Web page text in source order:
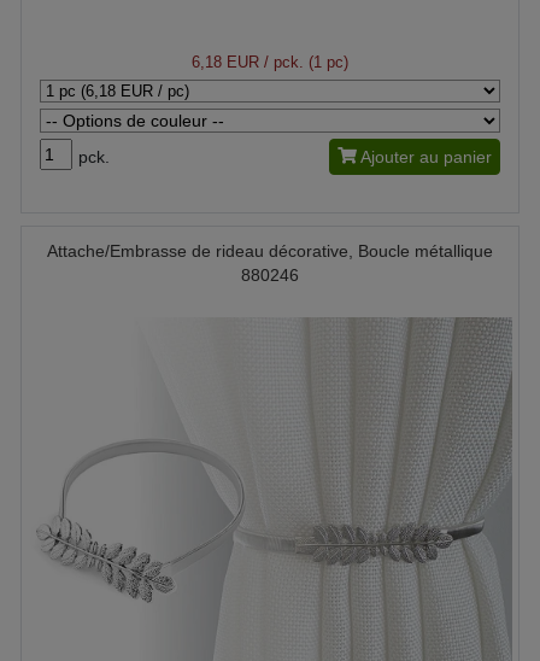
6,18 EUR / pck. (1 pc)
pck. Ajouter au panier
Attache/Embrasse de rideau décorative, Boucle métallique
880246